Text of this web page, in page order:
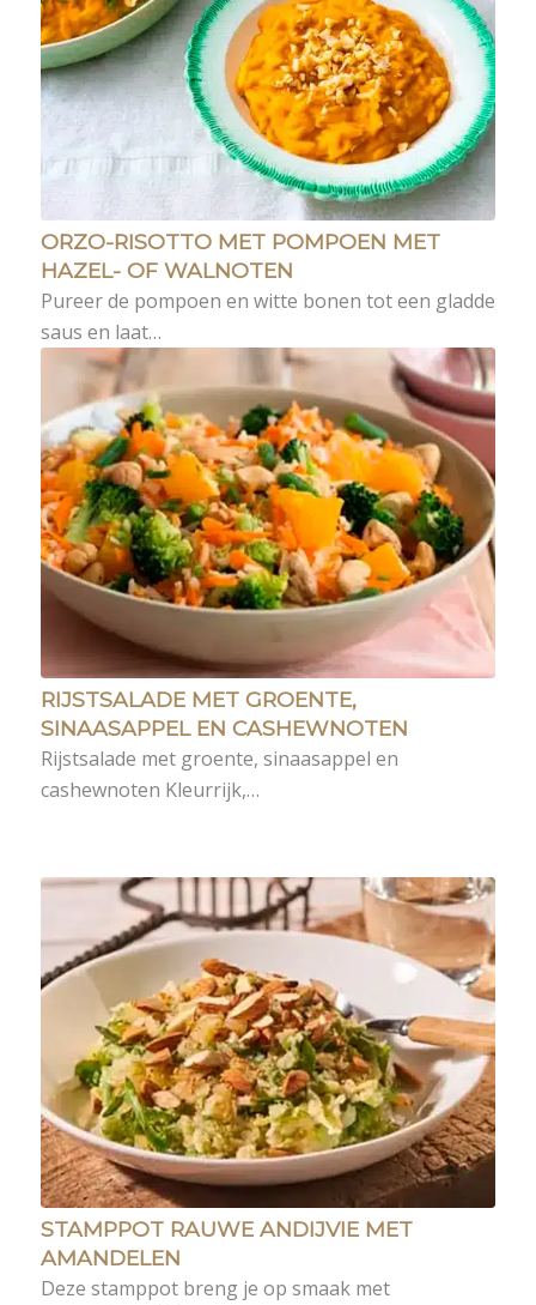
ORZO-RISOTTO MET POMPOEN MET
HAZEL- OF WALNOTEN
Pureer de pompoen en witte bonen tot een gladde
saus en laat…
RIJSTSALADE MET GROENTE,
SINAASAPPEL EN CASHEWNOTEN
Rijstsalade met groente, sinaasappel en
cashewnoten Kleurrijk,…
STAMPPOT RAUWE ANDIJVIE MET
AMANDELEN
Deze stamppot breng je op smaak met